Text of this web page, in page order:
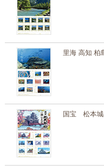
里海 高知 柏
国宝 松本